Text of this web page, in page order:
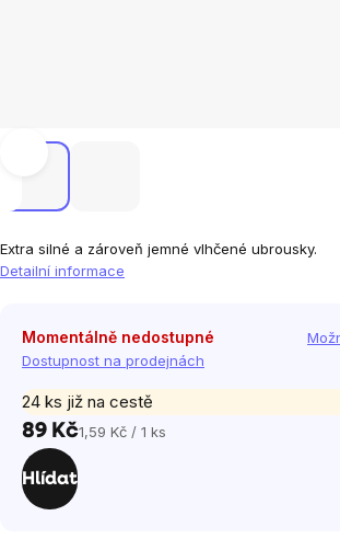
Extra silné a zároveň jemné vlhčené ubrousky.
Detailní informace
Momentálně nedostupné
Dostupnost na prodejnách
24 ks již na cestě
89 KčMěrná
1,59 Kč / 1 ks
Hlídat